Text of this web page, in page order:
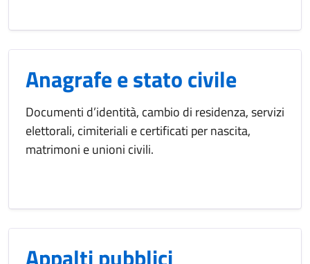
Anagrafe e stato civile
Documenti d’identità, cambio di residenza, servizi
elettorali, cimiteriali e certificati per nascita,
matrimoni e unioni civili.